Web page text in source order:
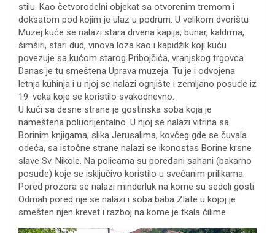
stilu. Kao četvorodelni objekat sa otvorenim tremom i
doksatom pod kojim je ulaz u podrum. U velikom dvorištu
Muzej kuće se nalazi stara drvena kapija, bunar, kaldrma,
šimširi, stari dud, vinova loza kao i kapidžik koji kuću
povezuje sa kućom starog Pribojčića, vranjskog trgovca.
Danas je tu smeštena Uprava muzeja. Tu je i odvojena
letnja kuhinja i u njoj se nalazi ognjište i zemljano posuđe iz
19. veka koje se koristilo svakodnevno.
U kući sa desne strane je gostinska soba koja je
nameštena poluorijentalno. U njoj se nalazi vitrina sa
Borinim knjigama, slika Jerusalima, kovčeg gde se čuvala
odeća, sa istočne strane nalazi se ikonostas Borine krsne
slave Sv. Nikole. Na policama su poređani sahani (bakarno
posuđe) koje se isključivo koristilo u svečanim prilikama.
Pored prozora se nalazi minderluk na kome su sedeli gosti.
Odmah pored nje se nalazi i soba baba Zlate u kojoj je
smešten njen krevet i razboj na kome je tkala ćilime.